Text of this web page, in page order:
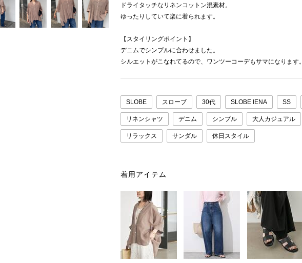
ドライタッチなリネンコットン混素材。
ゆったりしていて楽に着られます。
【スタイリングポイント】
デニムでシンプルに合わせました。
シルエットがこなれてるので、ワンツーコーデもサマになります。
SLOBE スローブ 30代 SLOBE IENA SS
リネンシャツ デニム シンプル 大人カジュアル
リラックス サンダル 休日スタイル
着用アイテム